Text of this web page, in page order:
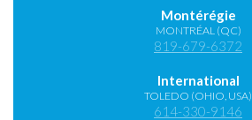
Montérégie
MONTRÉAL (QC)
819-679-6372
International
TOLEDO (OHIO, USA)
614-330-9146